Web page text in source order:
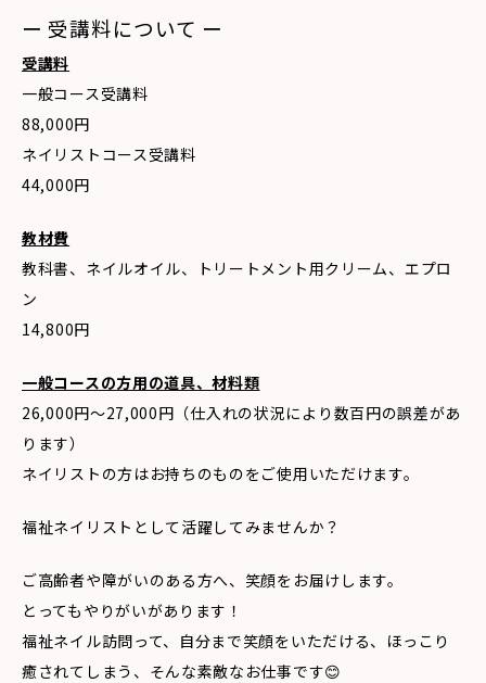
ー 受講料について ー
受講料
一般コース受講料
88,000円
ネイリストコース受講料
44,000円
教材費
教科書、ネイルオイル、トリートメント用クリーム、エプロ
ン
14,800円
一般コースの方用の道具、材料類
26,000円〜27,000円（仕入れの状況により数百円の誤差があ
ります）
ネイリストの方はお持ちのものをご使用いただけます。
福祉ネイリストとして活躍してみませんか？
ご高齢者や障がいのある方へ、笑顔をお届けします。
とってもやりがいがあります！
福祉ネイル訪問って、自分まで笑顔をいただける、ほっこり
癒されてしまう、そんな素敵なお仕事です😊